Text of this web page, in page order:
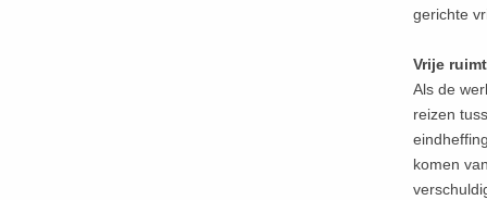
gerichte
Vrije
Als de
reizen
komen